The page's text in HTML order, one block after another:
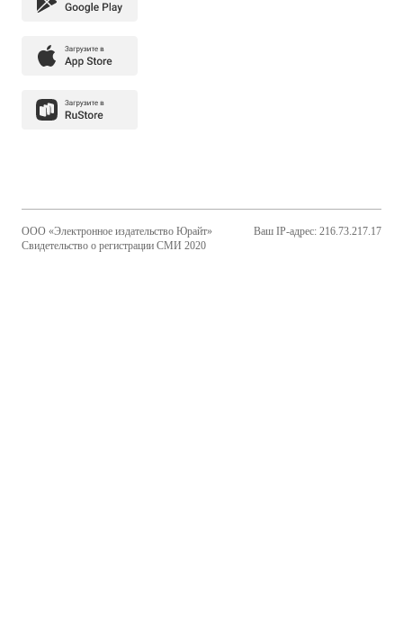
ООО «Электронное издательство Юрайт»
Свидетельство о регистрации СМИ 2020
Ваш IP-адрес: 216.73.217.17